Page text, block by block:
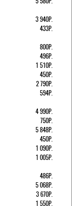
3 940Р.
433Р.
800Р.
496Р.
1 510Р.
450Р.
2 790Р.
594Р.
4 990Р.
750Р.
5 848Р.
450Р.
1 090Р.
1 005Р.
486Р.
5 068Р.
3 670Р.
1 550Р.